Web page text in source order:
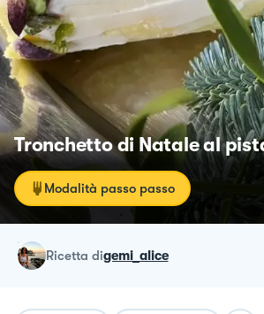
Tronchetto di Natale al
Modalità passo passo
ricetta digemi_alice